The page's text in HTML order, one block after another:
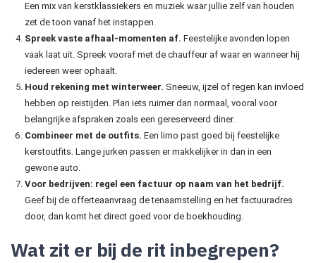
Een mix van kerstklassiekers en muziek waar jullie zelf van houden
zet de toon vanaf het instappen.
Spreek vaste afhaal-momenten af. Feestelijke avonden lopen
vaak laat uit. Spreek vooraf met de chauffeur af waar en wanneer hij
iedereen weer ophaalt.
Houd rekening met winterweer. Sneeuw, ijzel of regen kan invloed
hebben op reistijden. Plan iets ruimer dan normaal, vooral voor
belangrijke afspraken zoals een gereserveerd diner.
Combineer met de outfits. Een limo past goed bij feestelijke
kerstoutfits. Lange jurken passen er makkelijker in dan in een
gewone auto.
Voor bedrijven: regel een factuur op naam van het bedrijf.
Geef bij de offerteaanvraag de tenaamstelling en het factuuradres
door, dan komt het direct goed voor de boekhouding.
Wat zit er bij de rit inbegrepen?